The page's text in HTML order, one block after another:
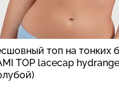
топ на тонких
TOP lacecap